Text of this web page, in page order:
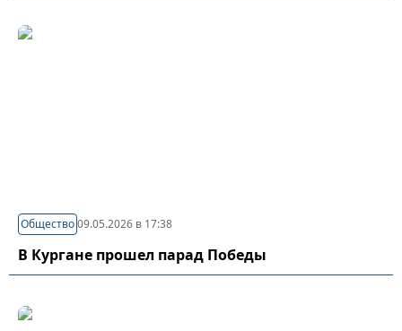
Общество09.05.2026 в 17:38
В Кургане прошел парад Победы